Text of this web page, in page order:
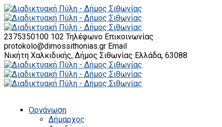
2375350100 102 Τηλέφωνο Επικοινωνίας
protokolo@dimossithonias.gr Email
Νικήτη Χαλκιδικής, Δήμος Σιθωνίας Ελλάδα, 63088
Οργάνωση
Δήμαρχος